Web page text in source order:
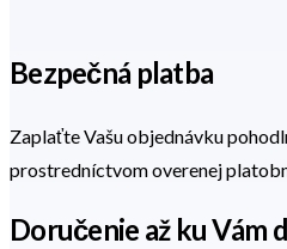
Bezpečná platba
Zaplaťte Vašu objednávku
prostredníctvom overenej
Doručenie až ku Vám